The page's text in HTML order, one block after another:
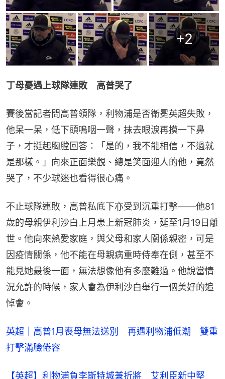
+2
丁母憂遇上球隊連敗　高普哭了
賽後當記者問高普領隊，利物浦是否衛冕英超失敗，
他呆一呆，低下頭嗚咽一聲，抹去眼淚再摸一下鼻
子，才挺起胸膛回答：「是的，我不能相信，不過就
是那樣。」向來正面樂觀、總是笑面迎人的他，竟然
哭了，不少球迷也看得很心痛。
不止球隊連敗，高普私底下亦受到沉重打擊——他81
歲的母親伊利沙白上月患上新冠肺炎，延至1月19日離
世。他向來熱愛家庭，與父母和家人關係親密，可是
因疫情關係，他不能在母親病重時侍奉在側，甚至不
能見她最後一面，無法想像他有多麼難過。他說當情
況允許的時候，家人會為伊利沙白舉行一個美好的追
悼會。
英超｜高普1月喪母無法送別　再遇利物浦低潮　雙重
打擊滿臉倦容
【英超】利物浦負李斯特城兼折將　艾利臣新中堅